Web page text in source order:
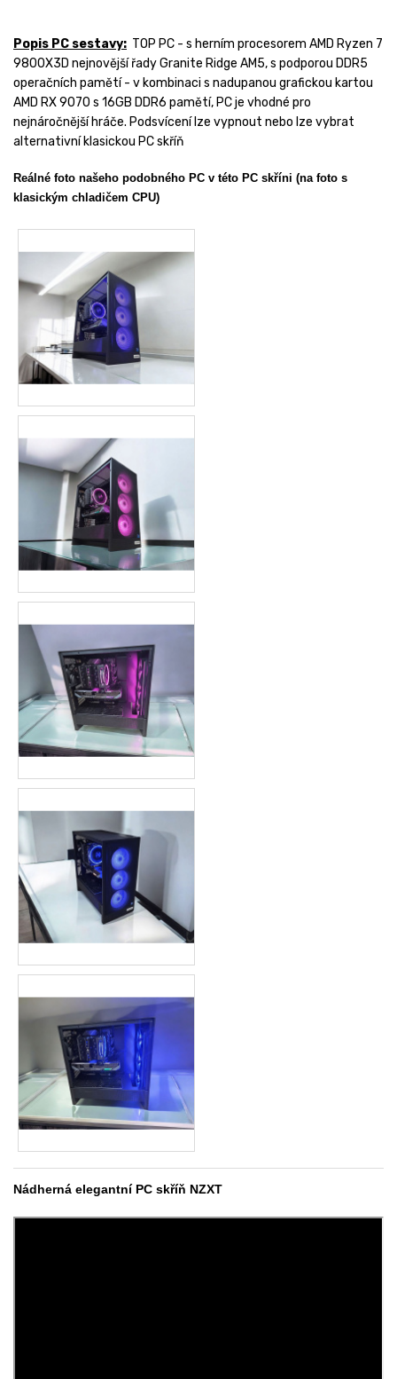
Popis PC sestavy: TOP PC - s herním procesorem AMD Ryzen 7
9800X3D nejnovější řady Granite Ridge AM5, s podporou DDR5
operačních pamětí - v kombinaci s nadupanou grafickou kartou
AMD RX 9070 s 16GB DDR6 pamětí, PC je vhodné pro
nejnáročnější hráče. Podsvícení lze vypnout nebo lze vybrat
alternativní klasickou PC skříň
Reálné foto našeho podobného PC v této PC skříni (na foto s
klasickým chladičem CPU)
Nádherná elegantní PC skříň NZXT